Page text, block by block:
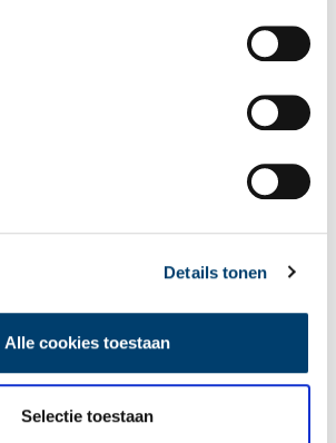
Details tonen
Alle cookies toestaan
Selectie toestaan